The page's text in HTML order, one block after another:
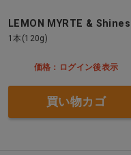
LEMON MYRTE & Shines
1本(120g)
価格：ログイン後表示
買い物カゴ